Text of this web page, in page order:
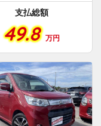
支払総額
49.8 万円